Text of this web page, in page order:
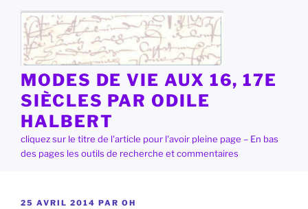
contenu
principal
MODES DE VIE AUX 16, 17E
SIÈCLES PAR ODILE
HALBERT
cliquez sur le titre de l'article pour l'avoir pleine page – En bas
des pages les outils de recherche et commentaires
PUBLIÉ
25 AVRIL 2014 PAR OH